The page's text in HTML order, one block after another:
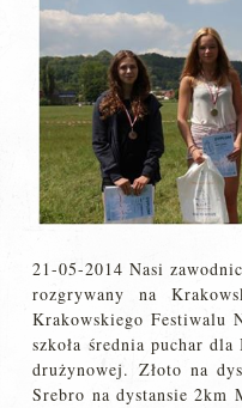
21-05-2014 Nasi
rozgrywany na
Krakowskiego
szkoła średnia puchar
drużynowej. Złoto na
Srebro na dystansie 2km